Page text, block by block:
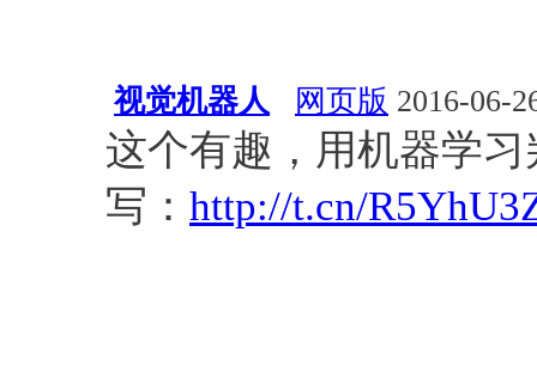
视觉机器人 网页版 2016-06-
这个有趣，用机器学
写： http://t.cn/